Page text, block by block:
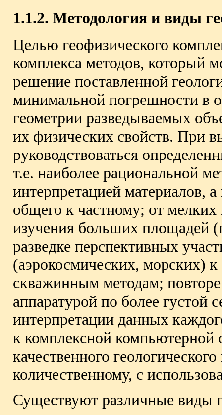
1.1.2. Методология и виды
Целью геофизического
комплекса методов, который
решение поставленной
минимальной погрешности в
геометрии разведываемых
их физических свойств. При
руководствоваться
т.е. наиболее рациональной
интерпретацией материалов,
общего к частному; от
изучения больших площадей
разведке перспективных
(аэрокосмических, морских)
скважинным методам;
аппаратурой по более густой
интерпретации данных
к комплексной компьютерной
качественного
количественному, с
Существуют различные виды